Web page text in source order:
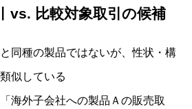
vs. 比較対象取引の候補
同種の製品ではないが、性状・構
似している
海外子会社への製品Ａの販売取